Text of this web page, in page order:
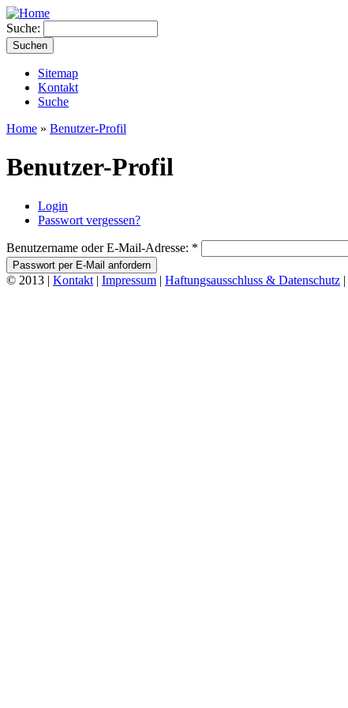
Suche:
Sitemap
Kontakt
Suche
Home » Benutzer-Profil
Benutzer-Profil
Login
Passwort vergessen?
Benutzername oder E-Mail-Adresse: *
© 2013 | Kontakt | Impressum | Haftungsausschluss & Datenschutz |